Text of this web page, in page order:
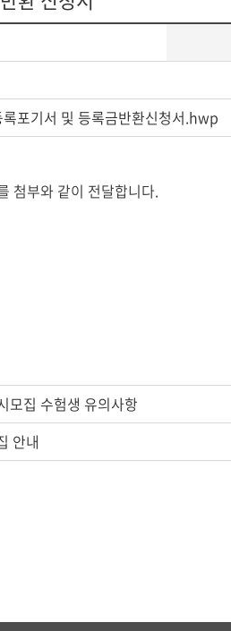
포기서 및 등록금반환신청서.hwp
첨부와 같이 전달합니다.
모집 수험생 유의사항
안내